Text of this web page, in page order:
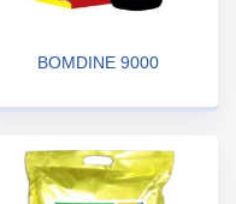
BOMDINE 9000